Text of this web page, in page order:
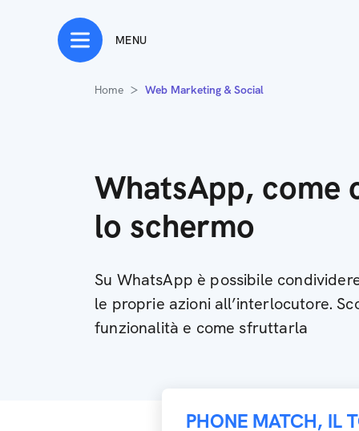
MENU
Home Web Marketing & Social
WhatsApp, come
lo schermo
Su WhatsApp è possibile
le proprie azioni all’interlocutore.
funzionalità e come sfruttarla
PHONE MATCH, IL